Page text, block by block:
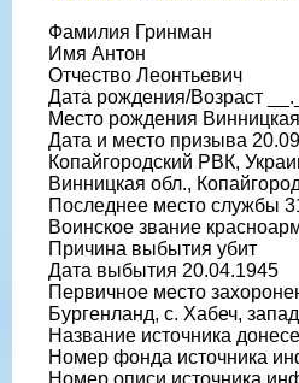
Фамилия Гринман
Имя Антон
Отчество Леонтьевич
Дата рождения/Возраст
Место рождения
Дата и место призыва
Копайгородский РВК,
Винницкая обл.,
Последнее место службы
Воинское звание
Причина выбытия убит
Дата выбытия 20.04.1945
Первичное место
Бургенланд, с. Хабеч,
Название источника
Номер фонда источника
Номер описи источника